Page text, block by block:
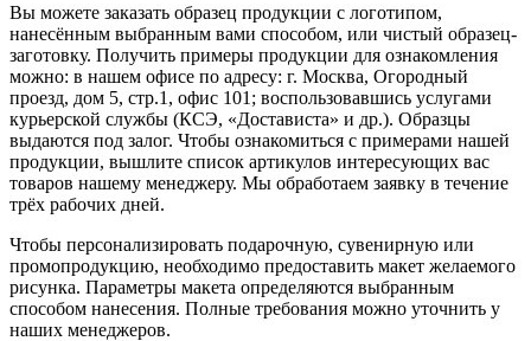
Вы можете заказать образец продукции с логотипом,
нанесённым выбранным вами способом, или чистый образец-
заготовку. Получить примеры продукции для ознакомления
можно: в нашем офисе по адресу: г. Москва, Огородный
проезд, дом 5, стр.1, офис 101; воспользовавшись услугами
курьерской службы (КСЭ, «Достависта» и др.). Образцы
выдаются под залог. Чтобы ознакомиться с примерами нашей
продукции, вышлите список артикулов интересующих вас
товаров нашему менеджеру. Мы обработаем заявку в течение
трёх рабочих дней.
Чтобы персонализировать подарочную, сувенирную или
промопродукцию, необходимо предоставить макет желаемого
рисунка. Параметры макета определяются выбранным
способом нанесения. Полные требования можно уточнить у
наших менеджеров.